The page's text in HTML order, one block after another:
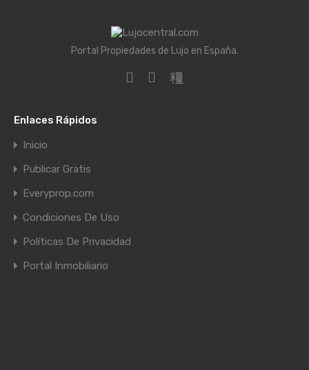
Portal Propiedades de Lujo en España.
Enlaces Rápidos
Inicio
Publicar Gratis
Everyprop.com
Condiciones De Uso
Políticas De Privacidad
Portal Inmobiliario